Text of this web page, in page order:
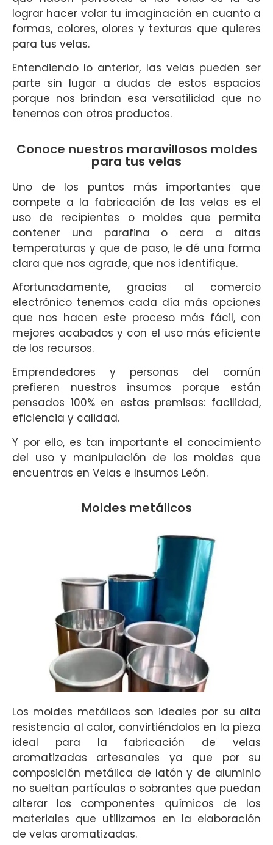
lograr hacer volar tu imaginación en cuanto a
formas, colores, olores y texturas que quieres
para tus velas.
Entendiendo lo anterior, las velas pueden ser
parte sin lugar a dudas de estos espacios
porque nos brindan esa versatilidad que no
tenemos con otros productos.
Conoce nuestros maravillosos moldes
para tus velas
Uno de los puntos más importantes que
compete a la fabricación de las velas es el
uso de recipientes o moldes que permita
contener una parafina o cera a altas
temperaturas y que de paso, le dé una forma
clara que nos agrade, que nos identifique.
Afortunadamente, gracias al comercio
electrónico tenemos cada día más opciones
que nos hacen este proceso más fácil, con
mejores acabados y con el uso más eficiente
de los recursos.
Emprendedores y personas del común
prefieren nuestros insumos porque están
pensados 100% en estas premisas: facilidad,
eficiencia y calidad.
Y por ello, es tan importante el conocimiento
del uso y manipulación de los moldes que
encuentras en Velas e Insumos León.
Moldes metálicos
Los moldes metálicos son ideales por su alta
resistencia al calor, convirtiéndolos en la pieza
ideal para la fabricación de velas
aromatizadas artesanales ya que por su
composición metálica de latón y de aluminio
no sueltan partículas o sobrantes que puedan
alterar los componentes químicos de los
materiales que utilizamos en la elaboración
de velas aromatizadas.